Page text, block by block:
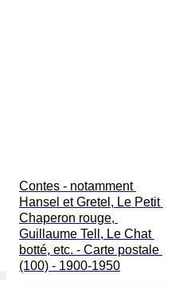
Contes - notamment
Hansel et Gretel, Le Petit
Chaperon rouge,
Guillaume Tell, Le Chat
botté, etc. - Carte postale
(100) - 1900-1950